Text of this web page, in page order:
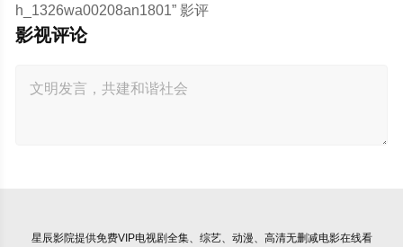
h_1326wa00208an1801” 影评
影视评论
星辰影院提供免费VIP电视剧全集、综艺、动漫、高清无删减电影在线看